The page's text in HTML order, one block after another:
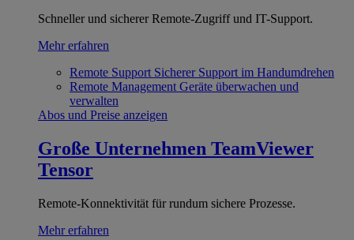
Schneller und sicherer Remote-Zugriff und IT-Support.
Mehr erfahren
Remote Support Sicherer Support im Handumdrehen
Remote Management Geräte überwachen und
verwalten
Abos und Preise anzeigen
Große Unternehmen TeamViewer
Tensor
Remote-Konnektivität für rundum sichere Prozesse.
Mehr erfahren